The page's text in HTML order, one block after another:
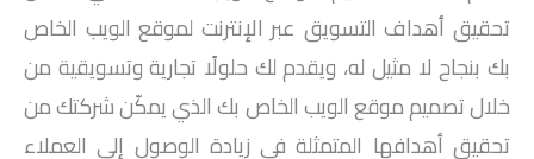
تحقيق أهداف التسويق عبر الإنترنت لموقع الويب الخاص
بك بنجاح لا مثيل له، ويقدم لك حلولًا تجارية وتسويقية من
خلال تصميم موقع الويب الخاص بك الذي يمكّن شركتك من
تحقيق أهدافها المتمثلة في زيادة الوصول إلى العملاء